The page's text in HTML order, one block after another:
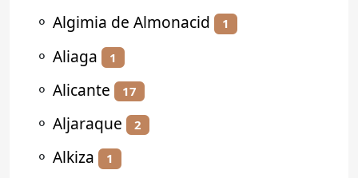
⚬ Algimia de Almonacid 1
⚬ Aliaga 1
⚬ Alicante 17
⚬ Aljaraque 2
⚬ Alkiza 1